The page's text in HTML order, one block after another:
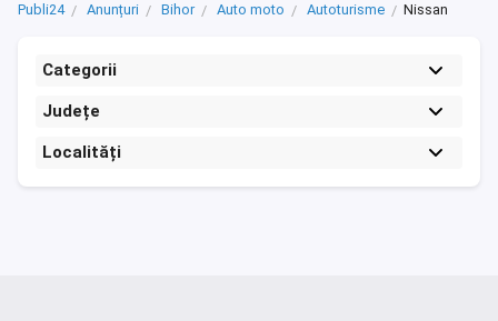
Publi24 Anunțuri Bihor Auto moto Autoturisme Nissan
Categorii
Județe
Localități